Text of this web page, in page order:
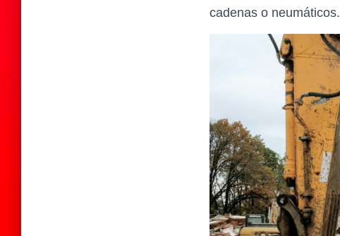
cadenas o neumáticos.